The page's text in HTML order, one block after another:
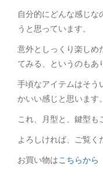
自分的にどんな感じな
うと思っています。
意外としっくり楽しめ
てみる、というのもあ
手頃なアイテムはそう
かいい感じと思います。
これ、月型と、鍵型も
よろしければ、ご覧く
お買い物はこちらから